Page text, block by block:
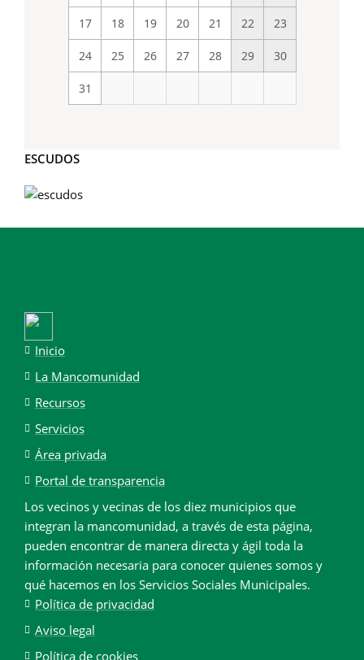
17 18 19 20 21 22 23
24 25 26 27 28 29 30
31
ESCUDOS
Inicio
La Mancomunidad
Recursos
Servicios
Área privada
Portal de transparencia
Los vecinos y vecinas de los diez municipios que
integran la mancomunidad, a través de esta página,
pueden encontrar de manera directa y ágil toda la
información necesaria para conocer quienes somos y
qué hacemos en los Servicios Sociales Municipales.
Política de privacidad
Aviso legal
Política de cookies